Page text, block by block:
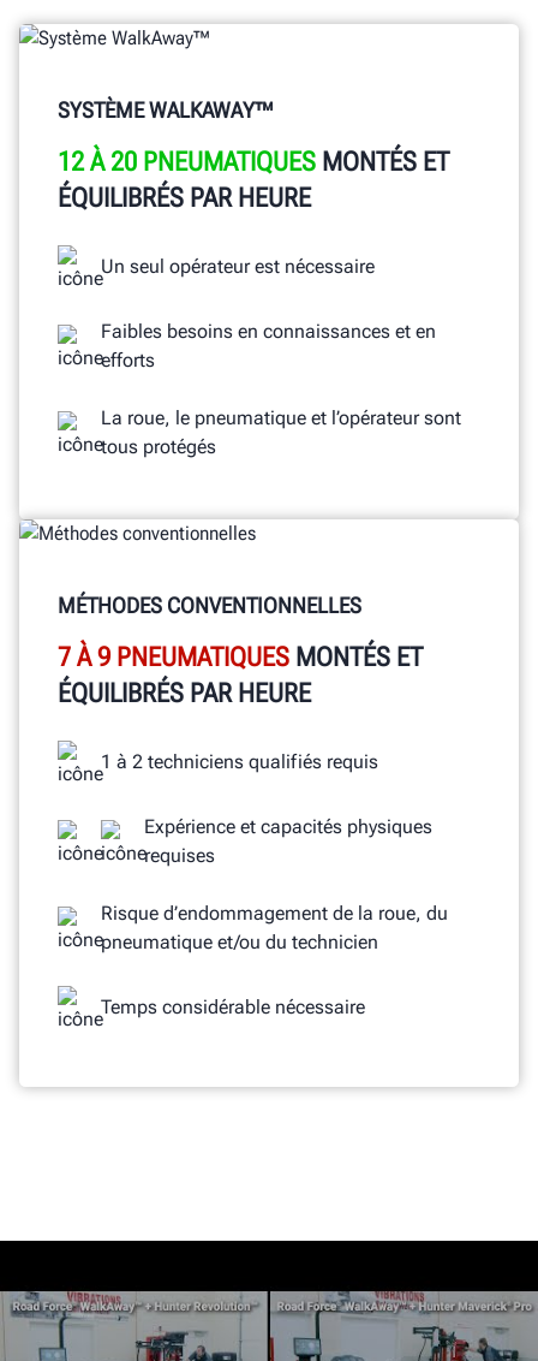
SYSTÈME WALKAWAY™
12 À 20 PNEUMATIQUES MONTÉS ET
ÉQUILIBRÉS PAR HEURE
Un seul opérateur est nécessaire
Faibles besoins en connaissances et en
efforts
La roue, le pneumatique et l’opérateur sont
tous protégés
MÉTHODES CONVENTIONNELLES
7 À 9 PNEUMATIQUES MONTÉS ET
ÉQUILIBRÉS PAR HEURE
1 à 2 techniciens qualifiés requis
Expérience et capacités physiques
requises
Risque d’endommagement de la roue, du
pneumatique et/ou du technicien
Temps considérable nécessaire